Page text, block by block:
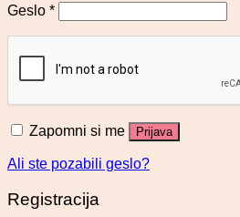
Geslo *
Zapomni si me Prijava
Ali ste pozabili geslo?
Registracija